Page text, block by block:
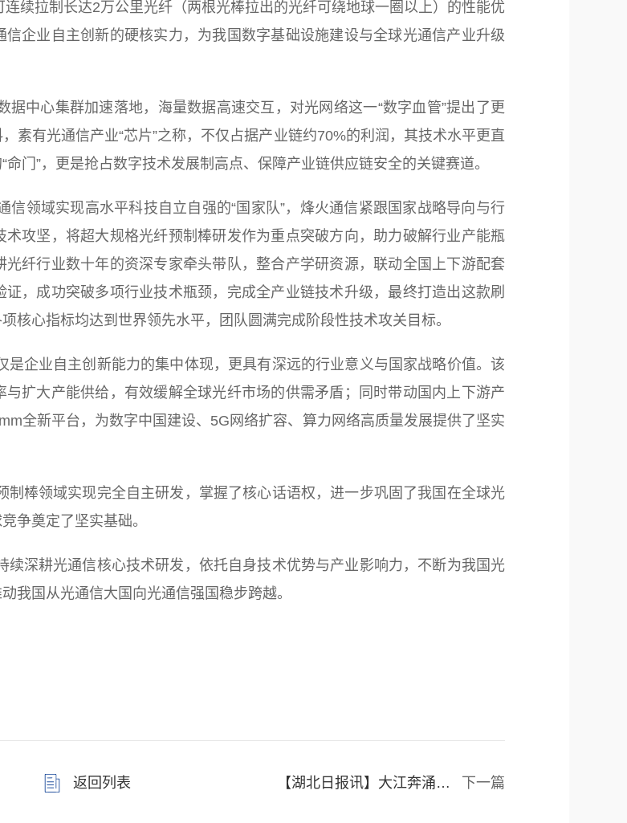
续拉制长达2万公里光纤（两根光棒拉出的光纤可绕地球一圈以上）的性能优
企业自主创新的硬核实力，为我国数字基础设施建设与全球光通信产业升级
心集群加速落地，海量数据高速交互，对光网络这一“数字血管”提出了更
素有光通信产业“芯片”之称，不仅占据产业链约70%的利润，其技术水平更直
门”，更是抢占数字技术发展制高点、保障产业链供应链安全的关键赛道。
域实现高水平科技自立自强的“国家队”，烽火通信紧跟国家战略导向与行
攻坚，将超大规格光纤预制棒研发作为重点突破方向，助力破解行业产能瓶
纤行业数十年的资深专家牵头带队，整合产学研资源，联动全国上下游配套
，成功突破多项行业技术瓶颈，完成全产业链技术升级，最终打造出这款刷
核心指标均达到世界领先水平，团队圆满完成阶段性技术攻关目标。
业自主创新能力的集中体现，更具有深远的行业意义与国家战略价值。该
扩大产能供给，有效缓解全球光纤市场的供需矛盾；同时带动国内上下游产
全新平台，为数字中国建设、5G网络扩容、算力网络高质量发展提供了坚实
领域实现完全自主研发，掌握了核心话语权，进一步巩固了我国在全球光
争奠定了坚实基础。
耕光通信核心技术研发，依托自身技术优势与产业影响力，不断为我国光
我国从光通信大国向光通信强国稳步跨越。
返回列表 下一篇
【湖北日报讯】大江奔涌：智守长江 生态蝶变